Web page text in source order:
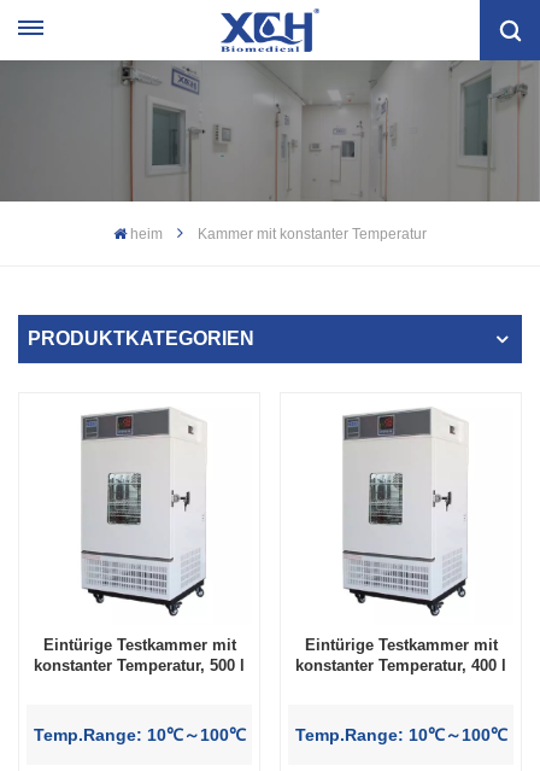
heim Kammer mit konstanter Temperatur
PRODUKTKATEGORIEN
Eintürige Testkammer mit
konstanter Temperatur, 500 l
Temp.Range: 10℃～100℃
Eintürige Testkammer mit
konstanter Temperatur, 400 l
Temp.Range: 10℃～100℃